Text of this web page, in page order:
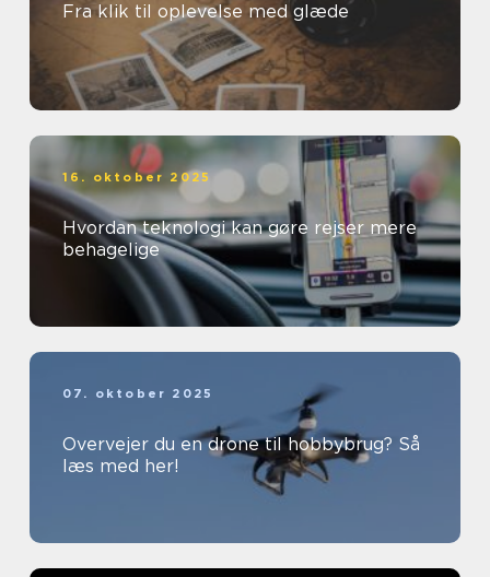
Fra klik til oplevelse med glæde
16. oktober 2025
Hvordan teknologi kan gøre rejser mere
behagelige
07. oktober 2025
Overvejer du en drone til hobbybrug? Så
læs med her!